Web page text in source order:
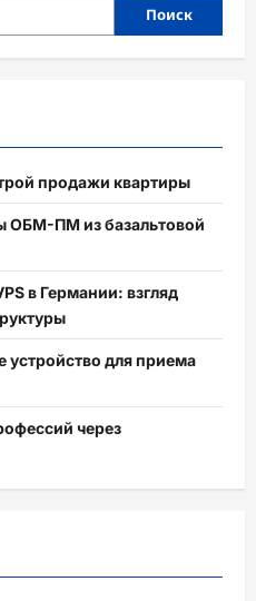
Поиск
продажи квартиры
ОБМ-ПМ из базальтовой
в Германии: взгляд
устройство для приема
через